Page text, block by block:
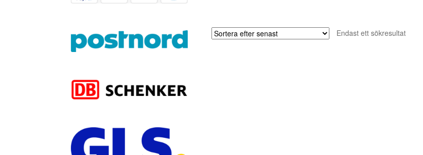
Endast ett sökresultat